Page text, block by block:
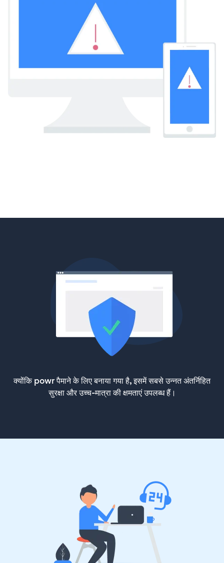
क्योंकि powr पैमाने के लिए बनाया गया है, इसमें सबसे उन्नत अंतर्निहित
सुरक्षा और उच्च-मात्रा की क्षमताएं उपलब्ध हैं।